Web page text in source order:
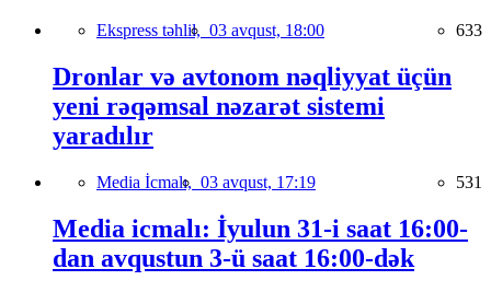
Ekspress təhlil, 03 avqust, 18:00 633
Dronlar və avtonom nəqliyyat üçün
yeni rəqəmsal nəzarət sistemi
yaradılır
Media İcmalı, 03 avqust, 17:19 531
Media icmalı: İyulun 31-i saat 16:00-
dan avqustun 3-ü saat 16:00-dək